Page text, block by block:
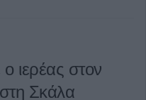
ιερέας στον
Σκάλα